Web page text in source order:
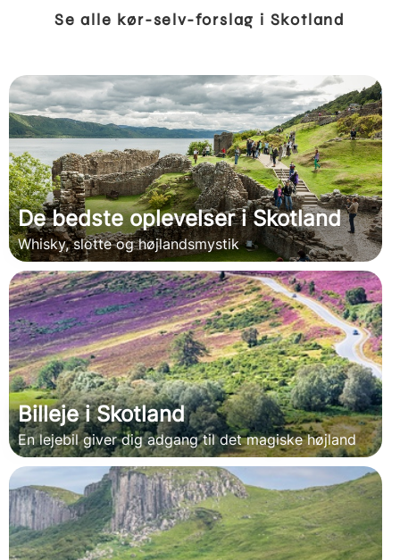
Se alle kør-selv-forslag i Skotland
De bedste oplevelser i Skotland
Whisky, slotte og højlandsmystik
Billeje i Skotland
En lejebil giver dig adgang til det magiske højland